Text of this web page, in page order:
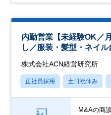
内勤営業【未経験OK／
し／服装・髪型・ネイル
株式会社ACN経営研究所
正社員採用 土日祝休み
M&Aの商